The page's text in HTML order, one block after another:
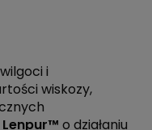
i
wiskozy,
Lenpur™ o działaniu